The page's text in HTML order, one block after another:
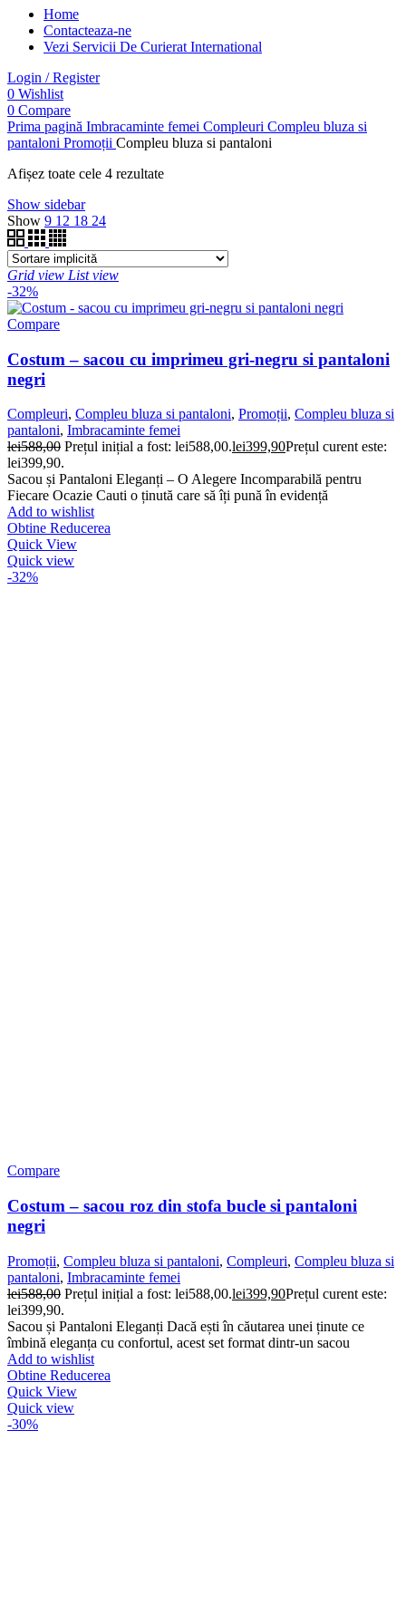
Home
Contacteaza-ne
Vezi Servicii De Curierat International
Login / Register
0 Wishlist
0 Compare
Prima pagină Imbracaminte femei Compleuri Compleu bluza si
pantaloni Promoții Compleu bluza si pantaloni
Afișez toate cele 4 rezultate
Show sidebar
Show 9 12 18 24
Grid view List view
-32%
Compare
Costum – sacou cu imprimeu gri-negru si pantaloni
negri
Compleuri, Compleu bluza si pantaloni, Promoții, Compleu bluza si
pantaloni, Imbracaminte femei
lei588,00 Prețul inițial a fost: lei588,00.lei399,90Prețul curent este:
lei399,90.
Sacou și Pantaloni Eleganți – O Alegere Incomparabilă pentru
Fiecare Ocazie Cauti o ținută care să îți pună în evidență
Add to wishlist
Obtine Reducerea
Quick View
Quick view
-32%
Compare
Costum – sacou roz din stofa bucle si pantaloni
negri
Promoții, Compleu bluza si pantaloni, Compleuri, Compleu bluza si
pantaloni, Imbracaminte femei
lei588,00 Prețul inițial a fost: lei588,00.lei399,90Prețul curent este:
lei399,90.
Sacou și Pantaloni Eleganți Dacă ești în căutarea unei ținute ce
îmbină eleganța cu confortul, acest set format dintr-un sacou
Add to wishlist
Obtine Reducerea
Quick View
Quick view
-30%